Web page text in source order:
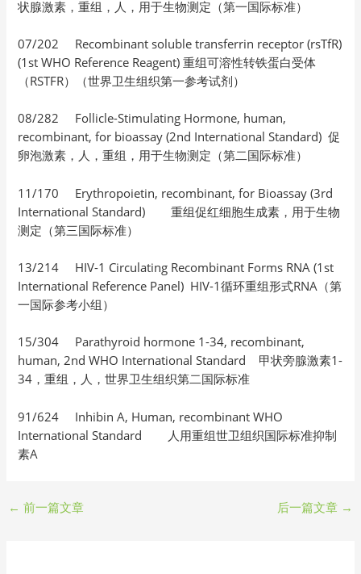
状腺激素，重组，人，用于生物测定（第一国际标准）
07/202 Recombinant soluble transferrin receptor (rsTfR)
(1st WHO Reference Reagent) 重组可溶性转铁蛋白受体
（RSTFR）（世界卫生组织第一参考试剂）
08/282 Follicle-Stimulating Hormone, human,
recombinant, for bioassay (2nd International Standard) 促
卵泡激素，人，重组，用于生物测定（第二国际标准）
11/170 Erythropoietin, recombinant, for Bioassay (3rd
International Standard) 重组促红细胞生成素，用于生物
测定（第三国际标准）
13/214 HIV-1 Circulating Recombinant Forms RNA (1st
International Reference Panel) HIV-1循环重组形式RNA（第
一国际参考小组）
15/304 Parathyroid hormone 1-34, recombinant,
human, 2nd WHO International Standard 甲状旁腺激素1-
34，重组，人，世界卫生组织第二国际标准
91/624 Inhibin A, Human, recombinant WHO
International Standard 人用重组世卫组织国际标准抑制
素A
← 前一篇文章 后一篇文章 →